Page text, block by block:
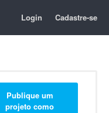
Login Cadastre-se
Publique um
projeto como